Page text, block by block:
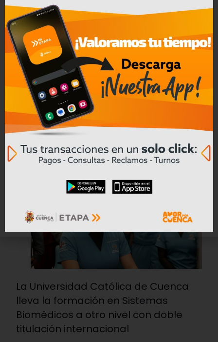
y el impacto de los diferentes canales de
ventas y distribución.
Facebook
TwitterWhatsApp
EmailMessage
PrintCompartir
Compartir 5
Redacciòn - Negocios
Articulos relacionados
La Universidad Católica de Cuenca
lleva la formación en Sistemas
Biomédicos a otro nivel con doble
titulación internacional